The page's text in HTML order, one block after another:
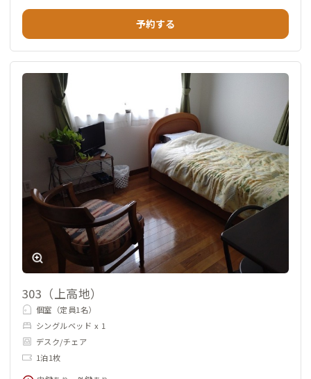
予約する
303（上高地）
個室（定員1名）
シングルベッド x 1
デスク/チェア
1泊1枚